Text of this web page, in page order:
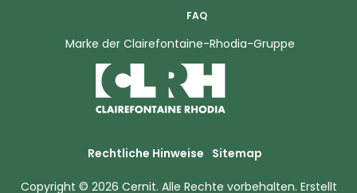
FAQ
Marke der Clairefontaine-Rhodia-Gruppe
Rechtliche Hinweise Sitemap
Copyright © 2026 Cernit. Alle Rechte vorbehalten. Erstellt